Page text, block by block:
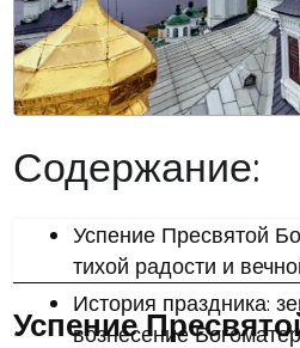
Содержание:
Успение Пресвятой
тихой радости и
История праздника:
вознесение
Успение